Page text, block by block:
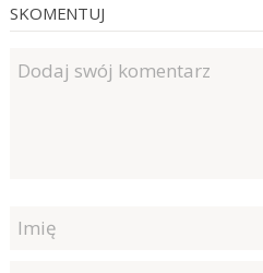
SKOMENTUJ